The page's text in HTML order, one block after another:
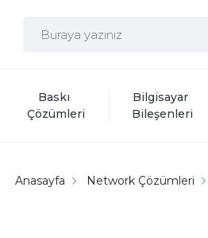
Baskı
Çözümleri
Bilgisayar
Bileşenleri
Anasayfa Network Çözümleri